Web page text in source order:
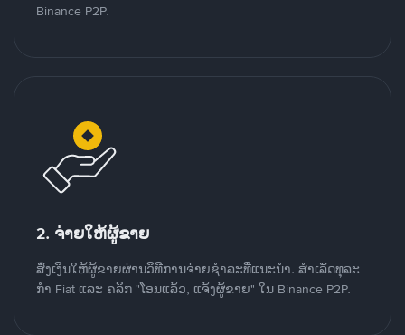
Binance P2P.
2. ຈ່າຍໃຫ້ຜູ້ຂາຍ
ສົ່ງເງິນໃຫ້ຜູ້ຂາຍຜ່ານວິທີການຈ່າຍຊຳລະທີ່ແນະນໍາ. ສໍາເລັດທຸລະ
ກໍາ Fiat ແລະ ຄລິກ "ໂອນແລ້ວ, ແຈ້ງຜູ້ຂາຍ" ໃນ Binance P2P.